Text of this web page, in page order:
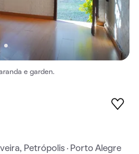
e garden.
Petrópolis · Porto Alegre